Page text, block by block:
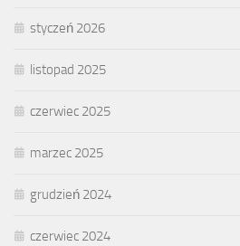
styczeń 2026
listopad 2025
czerwiec 2025
marzec 2025
grudzień 2024
czerwiec 2024